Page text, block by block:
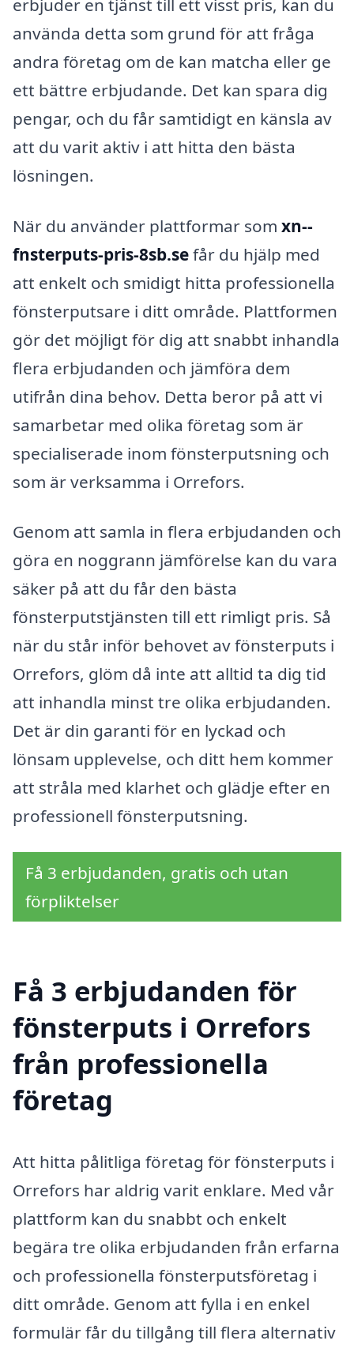
erbjuder en tjänst till ett visst pris, kan du
använda detta som grund för att fråga
andra företag om de kan matcha eller ge
ett bättre erbjudande. Det kan spara dig
pengar, och du får samtidigt en känsla av
att du varit aktiv i att hitta den bästa
lösningen.
När du använder plattformar som xn--
fnsterputs-pris-8sb.sefår du hjälp med
att enkelt och smidigt hitta professionella
fönsterputsare i ditt område. Plattformen
gör det möjligt för dig att snabbt inhandla
flera erbjudanden och jämföra dem
utifrån dina behov. Detta beror på att vi
samarbetar med olika företag som är
specialiserade inom fönsterputsning och
som är verksamma i Orrefors.
Genom att samla in flera erbjudanden och
göra en noggrann jämförelse kan du vara
säker på att du får den bästa
fönsterputstjänsten till ett rimligt pris. Så
när du står inför behovet av fönsterputs i
Orrefors, glöm då inte att alltid ta dig tid
att inhandla minst tre olika erbjudanden.
Det är din garanti för en lyckad och
lönsam upplevelse, och ditt hem kommer
att stråla med klarhet och glädje efter en
professionell fönsterputsning.
Få 3 erbjudanden, gratis och utan
förpliktelser
Få 3 erbjudanden för
fönsterputs i Orrefors
från professionella
företag
Att hitta pålitliga företag för fönsterputs i
Orrefors har aldrig varit enklare. Med vår
plattform kan du snabbt och enkelt
begära tre olika erbjudanden från erfarna
och professionella fönsterputsföretag i
ditt område. Genom att fylla i en enkel
formulär får du tillgång till flera alternativ